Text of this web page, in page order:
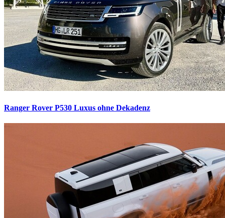
Ranger Rover P530 Luxus ohne Dekadenz